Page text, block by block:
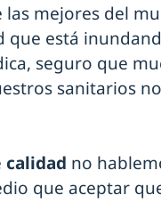
mejores del
está
seguro que
sanitarios
calidad no
que aceptar